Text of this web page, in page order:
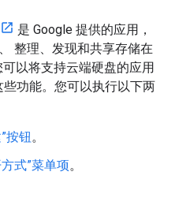
是 Google 提供的应用，
整理、发现和共享存储在
以将支持云端硬盘的应用
功能。您可以执行以下两
按钮。
式”菜单项。